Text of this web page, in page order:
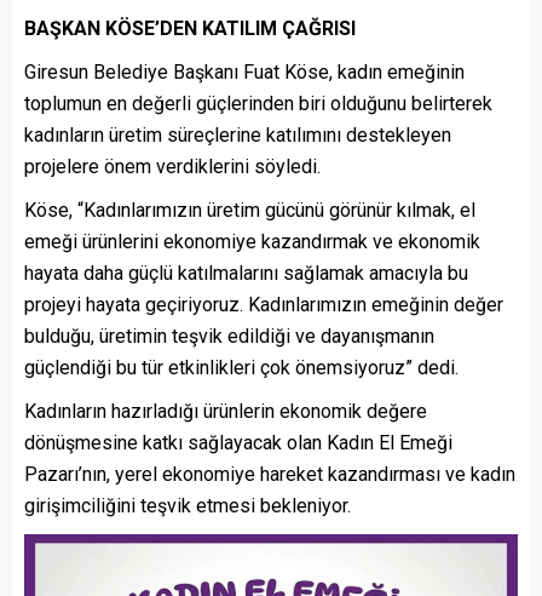
BAŞKAN KÖSE’DEN KATILIM ÇAĞRISI
Giresun Belediye Başkanı Fuat Köse, kadın emeğinin
toplumun en değerli güçlerinden biri olduğunu belirterek
kadınların üretim süreçlerine katılımını destekleyen
projelere önem verdiklerini söyledi.
Köse, “Kadınlarımızın üretim gücünü görünür kılmak, el
emeği ürünlerini ekonomiye kazandırmak ve ekonomik
hayata daha güçlü katılmalarını sağlamak amacıyla bu
projeyi hayata geçiriyoruz. Kadınlarımızın emeğinin değer
bulduğu, üretimin teşvik edildiği ve dayanışmanın
güçlendiği bu tür etkinlikleri çok önemsiyoruz” dedi.
Kadınların hazırladığı ürünlerin ekonomik değere
dönüşmesine katkı sağlayacak olan Kadın El Emeği
Pazarı’nın, yerel ekonomiye hareket kazandırması ve kadın
girişimciliğini teşvik etmesi bekleniyor.